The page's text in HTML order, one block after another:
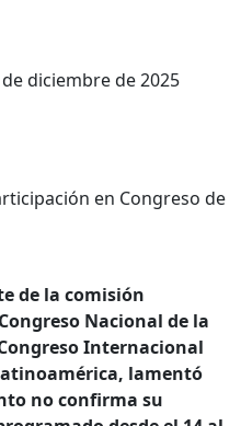
diciembre de 2025
de la comisión
Nacional de la
Internacional
lamentó
no confirma su